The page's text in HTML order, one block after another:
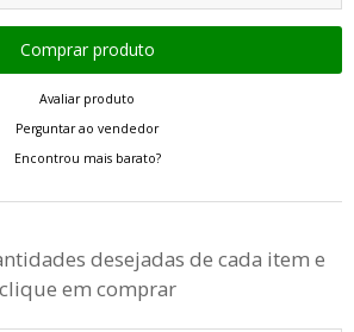
Avaliar produto
Perguntar ao vendedor
Encontrou mais barato?
desejadas de cada item e
clique em comprar